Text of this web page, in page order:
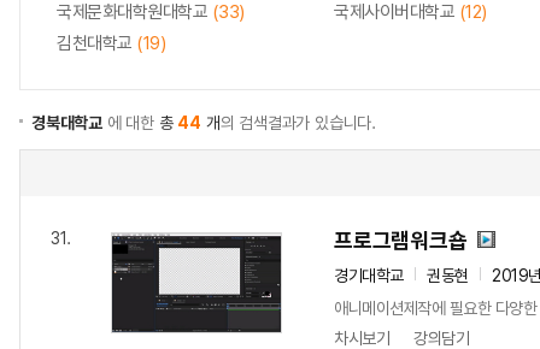
국제문화대학원대학교 (33) 국제사이버대학교 (12)
김천대학교 (19)
경북대학교 에 대한 총 44 개의 검색결과가 있습니다.
31. 프로그램워크숍
경기대학교 권동현
2019
애니메이션제작에 필요한 다양
차시보기
강의담기